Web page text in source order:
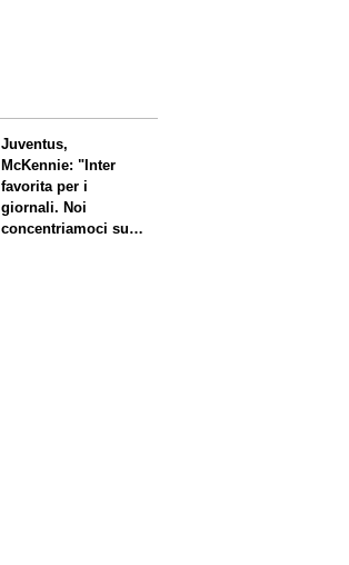
Juventus,
McKennie: "Inter
favorita per i
giornali. Noi
concentriamoci sul